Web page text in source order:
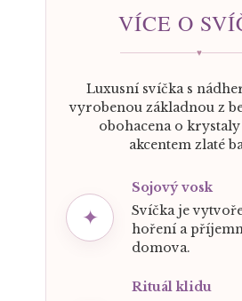
VÍCE O
♥
Luxusní svíčka s
vyrobenou základnou z
obohacena o
akcentem zlaté
✦
Sojový vosk
Svíčka je
hoření a
domova.
Rituál klidu